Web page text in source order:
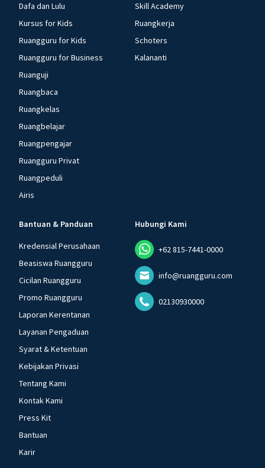
Dafa dan Lulu
Kursus for Kids
Ruangguru for Kids
Ruangguru for Business
Ruanguji
Ruangbaca
Ruangkelas
Ruangbelajar
Ruangpengajar
Ruangguru Privat
Ruangpeduli
Airis
Skill Academy
Ruangkerja
Schoters
Kalananti
Bantuan & Panduan
Kredensial Perusahaan
Beasiswa Ruangguru
Cicilan Ruangguru
Promo Ruangguru
Laporan Kerentanan
Layanan Pengaduan
Syarat & Ketentuan
Kebijakan Privasi
Tentang Kami
Kontak Kami
Press Kit
Bantuan
Karir
Hubungi Kami
+62 815-7441-0000
info@ruangguru.com
02130930000